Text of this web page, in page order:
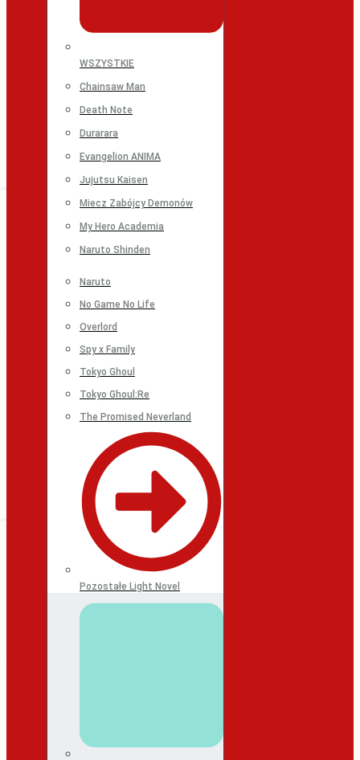
WSZYSTKIE
Chainsaw Man
Death Note
Durarara
Evangelion ANIMA
Jujutsu Kaisen
Miecz Zabójcy Demonów
My Hero Academia
Naruto Shinden
Naruto
No Game No Life
Overlord
Spy x Family
Tokyo Ghoul
Tokyo Ghoul:Re
The Promised Neverland
Pozostałe Light Novel